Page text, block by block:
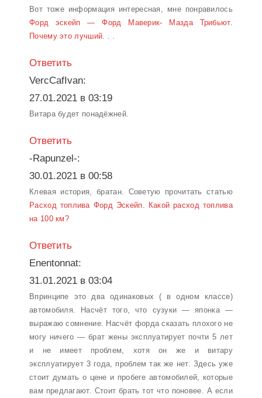
Вот тоже информация интересная, мне понравилось
Форд эскейп — Форд Маверик- Мазда Трибьют.
Почему это лучший. . .
Ответить
VercCafIvan:
27.01.2021 в 03:19
Витара будет понадёжней.
Ответить
-Rapunzel-:
30.01.2021 в 00:58
Клевая история, братан. Советую прочитать статью
Расход топлива Форд Эскейп. Какой расход топлива
на 100 км?
Ответить
Enentonnat:
31.01.2021 в 03:04
Впринципе это два одинаковых ( в одном классе)
автомобиля. Насчёт того, что сузуки — японка —
выражаю сомнение. Насчёт форда сказать плохого не
могу ничего — брат жены эксплуатирует почти 5 лет
и не имеет проблем, хотя он же и витару
эксплуатирует 3 года, проблем так же нет. Здесь уже
стоит думать о цене и пробеге автомобилей, которые
вам предлагают. Стоит брать тот что поновее. А если